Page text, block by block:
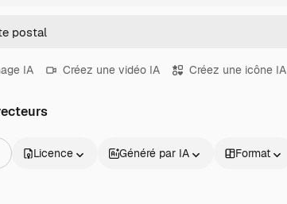
IA Créez une vidéo IA Créez une icône IA
Licence Généré par IA Format